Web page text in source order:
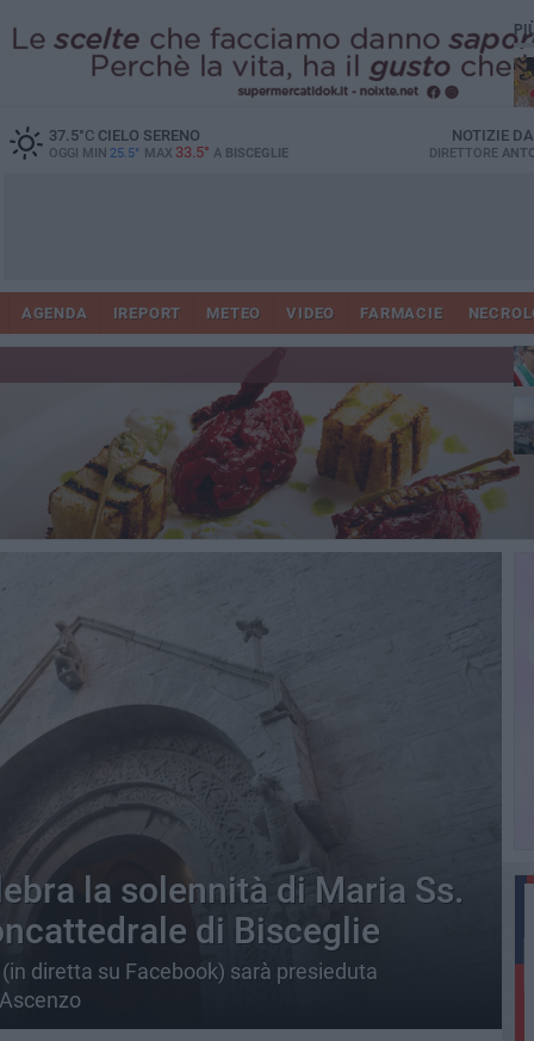
37.5°CCIELO SERENO
OGGI MIN 25.5° MAX 33.5° A BISCEGLIE
NOTIZIE
DIRETTORE
AGENDA IREPORT METEO VIDEO FARMACIE
la solennità di Maria Ss.
di Bisceglie
diretta su Facebook) sarà presieduta